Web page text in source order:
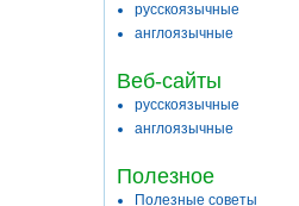
русскоязычные
англоязычные
Веб-сайты
русскоязычные
англоязычные
Полезное
Полезные советы